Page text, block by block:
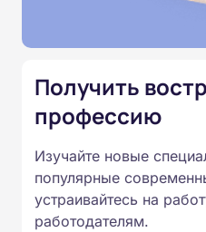
Подготовка
России от
соответствии с
Удостоверения и
Получить
профессию
Изучайте новые
популярные
устраивайтесь на
работодателям.